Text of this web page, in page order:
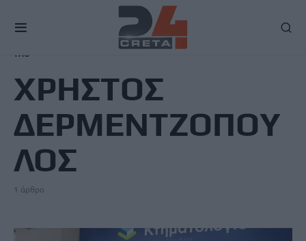
TAG
ΧΡΗΣΤΟΣ
ΔΕΡΜΕΝΤΖΟΠΟΥ
ΛΟΣ
1 άρθρο